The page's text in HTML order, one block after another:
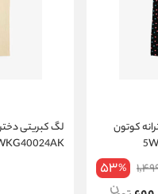
کوتون
53%